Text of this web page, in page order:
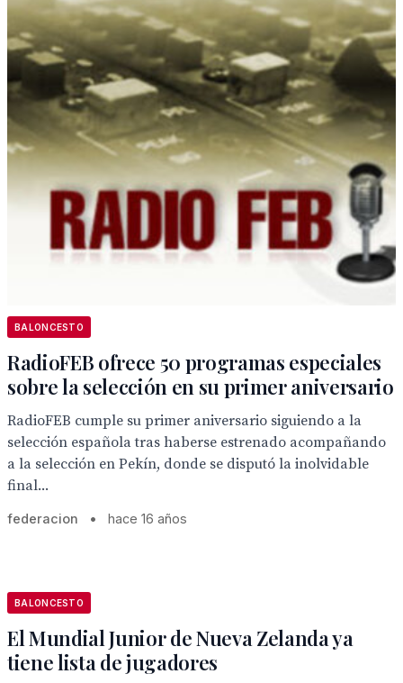
BALONCESTO
RadioFEB ofrece 50 programas especiales
sobre la selección en su primer aniversario
RadioFEB cumple su primer aniversario siguiendo a la
selección española tras haberse estrenado acompañando
a la selección en Pekín, donde se disputó la inolvidable
final...
federacion • hace 16 años
BALONCESTO
El Mundial Junior de Nueva Zelanda ya
tiene lista de jugadores